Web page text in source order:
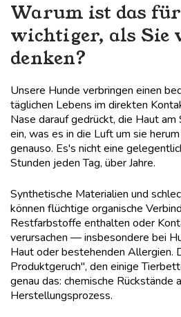
Warum ist das
wichtiger, als Sie
denken?
Unsere Hunde verbringen einen
täglichen Lebens im direkten
Nase darauf gedrückt, die Haut
ein, was es in die Luft um sie
genauso. Es's nicht eine
Stunden jeden Tag, über Jahre.
Synthetische Materialien und
können flüchtige organische
Restfarbstoffe enthalten oder
verursachen — insbesondere bei
Haut oder bestehenden Allergien.
Produktgeruch", den einige
genau das: chemische Rückstände
Herstellungsprozess.